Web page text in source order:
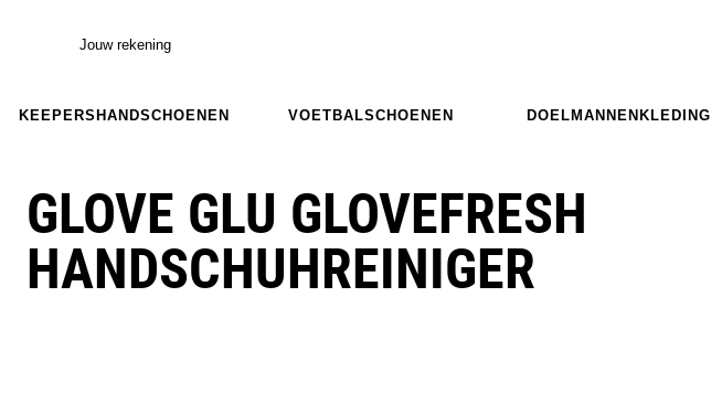
Jouw rekening
KEEPERSHANDSCHOENEN VOETBALSCHOENEN DOELMANNENKLEDING
GLOVE GLU GLOVEFRESH
HANDSCHUHREINIGER